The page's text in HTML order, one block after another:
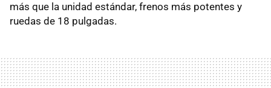
más que la unidad estándar, frenos más potentes y
ruedas de 18 pulgadas.